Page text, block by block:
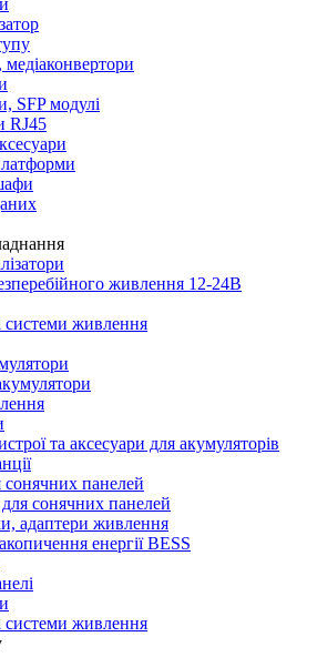
SFP модулі
RJ45
живлення 12-24В
системи живлення
та аксесуари для акумуляторів
сонячних панелей
сонячних панелей
адаптери живлення
енергії BESS
системи живлення